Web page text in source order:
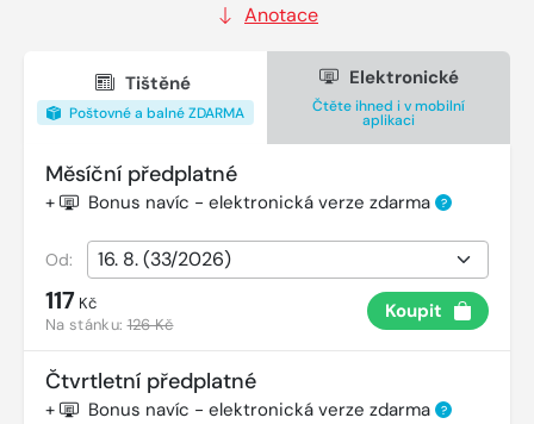
Anotace
Tištěné
Poštovné a balné ZDARMA
Elektronické
Čtěte ihned i v mobilní
aplikaci
Měsíční předplatné
+ Bonus navíc - elektronická verze zdarma ?
Od:
117 Kč
Na stánku:126 Kč
Koupit
Čtvrtletní předplatné
+ Bonus navíc - elektronická verze zdarma ?